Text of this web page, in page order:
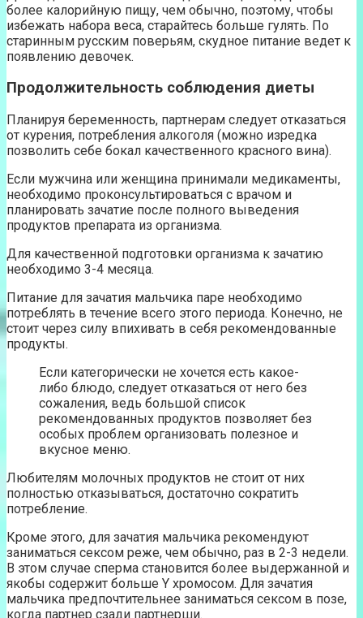
более калорийную пищу, чем обычно, поэтому, чтобы
избежать набора веса, старайтесь больше гулять. По
старинным русским поверьям, скудное питание ведет к
появлению девочек.
Продолжительность соблюдения диеты
Планируя беременность, партнерам следует отказаться
от курения, потребления алкоголя (можно изредка
позволить себе бокал качественного красного вина).
Если мужчина или женщина принимали медикаменты,
необходимо проконсультироваться с врачом и
планировать зачатие после полного выведения
продуктов препарата из организма.
Для качественной подготовки организма к зачатию
необходимо 3-4 месяца.
Питание для зачатия мальчика паре необходимо
потреблять в течение всего этого периода. Конечно, не
стоит через силу впихивать в себя рекомендованные
продукты.
Если категорически не хочется есть какое-
либо блюдо, следует отказаться от него без
сожаления, ведь большой список
рекомендованных продуктов позволяет без
особых проблем организовать полезное и
вкусное меню.
Любителям молочных продуктов не стоит от них
полностью отказываться, достаточно сократить
потребление.
Кроме этого, для зачатия мальчика рекомендуют
заниматься сексом реже, чем обычно, раз в 2-3 недели.
В этом случае сперма становится более выдержанной и
якобы содержит больше Y хромосом. Для зачатия
мальчика предпочтительнее заниматься сексом в позе,
когда партнер сзади партнерши.